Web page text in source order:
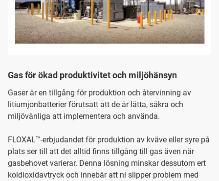
Gas för ökad produktivitet och miljöhänsyn
Gaser är en tillgång för produktion och återvinning av
litiumjonbatterier förutsatt att de är lätta, säkra och
miljövänliga att implementera och använda.
FLOXAL™-erbjudandet för produktion av kväve eller syre på
plats ser till att det alltid finns tillgång till gas även när
gasbehovet varierar. Denna lösning minskar dessutom ert
koldioxidavtryck och innebär att ni slipper problem med